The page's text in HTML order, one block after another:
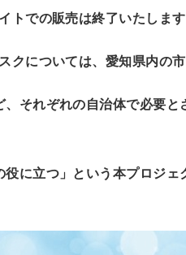
トでの販売は終了いたしま
クについては、愛知県内の
、それぞれの自治体で必要
役に立つ」という本プロジ